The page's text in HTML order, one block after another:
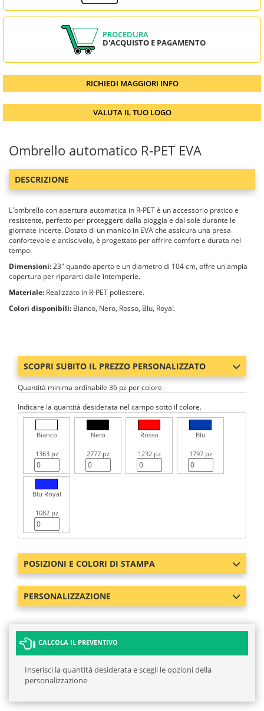
PROCEDURA
D'ACQUISTO E PAGAMENTO
RICHIEDI MAGGIORI INFO
VALUTA IL TUO LOGO
Ombrello automatico R-PET EVA
DESCRIZIONE
L'ombrello con apertura automatica in R-PET è un accessorio pratico e
resistente, perfetto per proteggerti dalla pioggia e dal sole durante le
giornate incerte. Dotato di un manico in EVA che assicura una presa
confortevole e antiscivolo, è progettato per offrire comfort e durata nel
tempo.
Dimensioni:23" quando aperto e un diametro di 104 cm, offre un'ampia
copertura per ripararti dalle intemperie.
Materiale: Realizzato in R-PET poliestere.
Colori disponibili: Bianco, Nero, Rosso, Blu, Royal.
SCOPRI SUBITO IL PREZZO PERSONALIZZATO
Quantità minima ordinabile 36 pz per colore
Indicare la quantità desiderata nel campo sotto il colore.
Bianco
1363 pz
Nero
2777 pz
Rosso
1232 pz
Blu
1797 pz
Blu Royal
1082 pz
POSIZIONI E COLORI DI STAMPA
PERSONALIZZAZIONE
CALCOLA IL PREVENTIVO
Inserisci la quantità desiderata e scegli le opzioni della
personalizzazione